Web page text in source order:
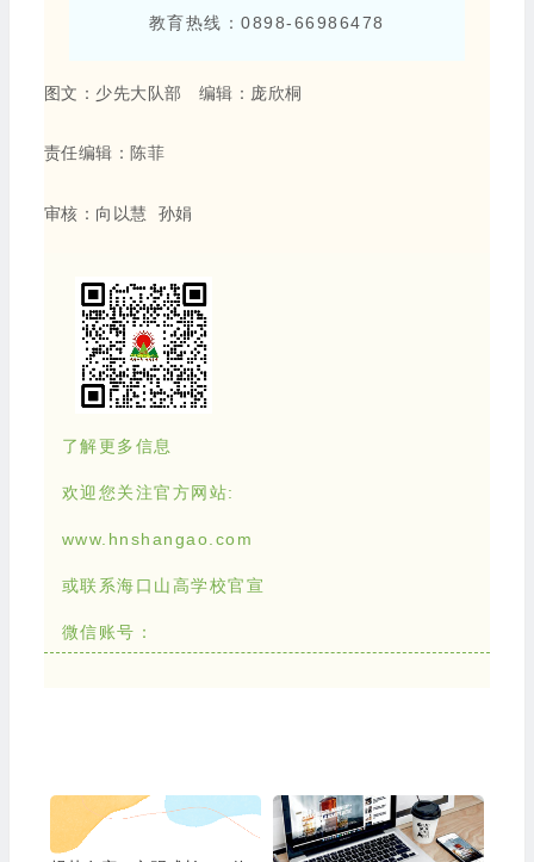
教育热线：0898-66986478
图文：少先大队部 编辑：庞欣桐
责任编辑：陈菲
审核：向以慧 孙娟
了解更多信息
欢迎您关注官方网站:
www.hnshangao.com
或联系海口山高学校官宣
微信账号：